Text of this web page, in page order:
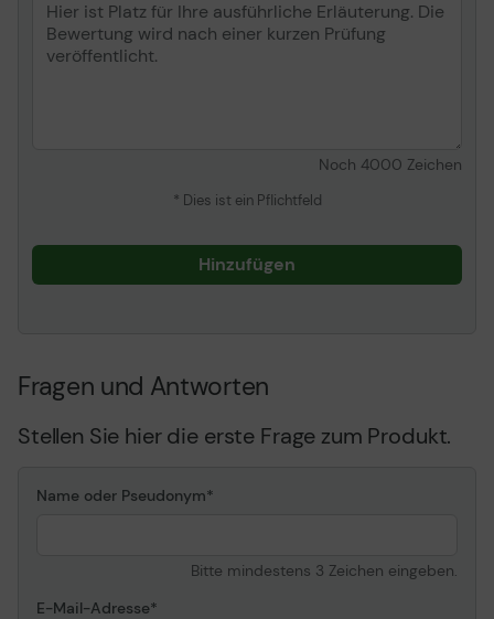
Noch 4000 Zeichen
* Dies ist ein Pflichtfeld
Hinzufügen
Fragen und Antworten
Stellen Sie hier die erste Frage zum Produkt.
Name oder Pseudonym
Bitte mindestens 3 Zeichen eingeben.
E-Mail-Adresse